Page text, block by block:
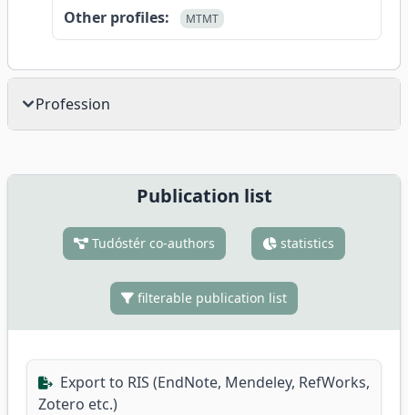
Other profiles: MTMT
Profession
Publication list
Tudóstér co-authors statistics
filterable publication list
Export to RIS (EndNote, Mendeley, RefWorks,
Zotero etc.)